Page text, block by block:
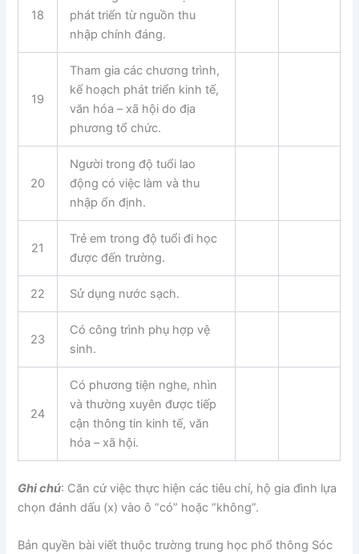
18
phát triển từ nguồn thu
nhập chính đáng.
19
Tham gia các chương trình,
kế hoạch phát triển kinh tế,
văn hóa – xã hội do địa
phương tổ chức.
20
Người trong độ tuổi lao
động có việc làm và thu
nhập ổn định.
21
Trẻ em trong độ tuổi đi học
được đến trường.
22 Sử dụng nước sạch.
23
Có công trình phụ hợp vệ
sinh.
24
Có phương tiện nghe, nhìn
và thường xuyên được tiếp
cận thông tin kinh tế, văn
hóa – xã hội.
Ghi chú: Căn cứ việc thực hiện các tiêu chí, hộ gia đình lựa
chọn đánh dấu (x) vào ô “có” hoặc “không”.
Bản quyền bài viết thuộc trường trung học phổ thông Sóc